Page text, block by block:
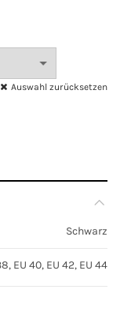
Auswahl zurücksetzen
Schwarz
EU 40, EU 42, EU 44